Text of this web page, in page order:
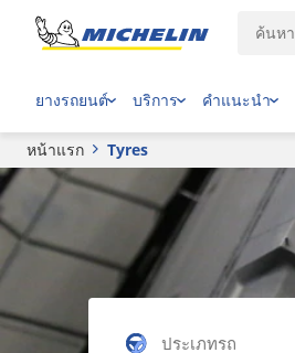
ยางรถยนต์ บริการ คำแนะนำ
หน้าแรก Tyres